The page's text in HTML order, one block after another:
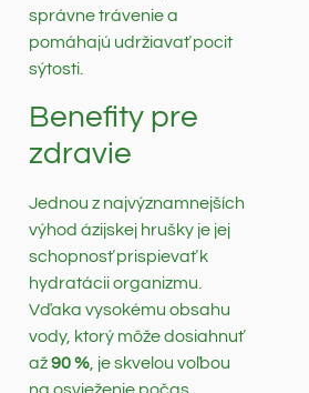
správne trávenie a
pomáhajú udržiavať pocit
sýtosti.
Benefity pre
zdravie
Jednou z najvýznamnejších
výhod ázijskej hrušky je jej
schopnosť prispievať k
hydratácii organizmu.
Vďaka vysokému obsahu
vody, ktorý môže dosiahnuť
až90 % , je skvelou voľbou
na osvieženie počas